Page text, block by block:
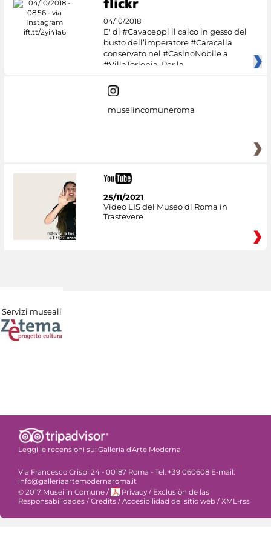
04/10/2018
E' di #Cavaceppi il calco in gesso del
busto dell’imperatore #Caracalla
conservato nel #CasinoNobile a
#VillaTorlonia. Per la
museiincomuneroma
25/11/2021
Video LIS del Museo di Roma in
Trastevere
Servizi museali
Leggi le recensioni su: Galleria d'Arte Moderna
Via Francesco Crispi 24 - 00187 Roma - Tel. +39 060608 E-mail:
info@galleriaartemodernaroma.it
© 2017 Musei in Comune / Privacy / Exclusiòn de las
Responsabilidades / Credits / Accesibilidad del sitio web / XML-rss